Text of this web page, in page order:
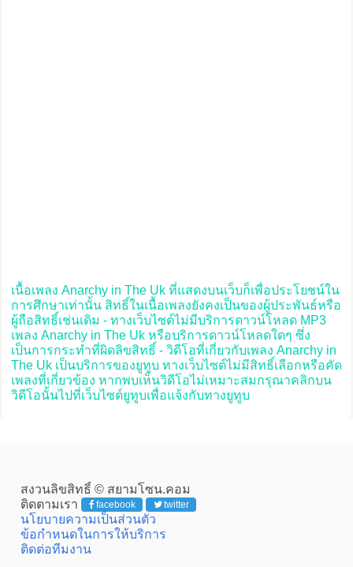
เนื้อเพลง Anarchy in The Uk ที่แสดงบนเว็บก็เพื่อประโยชน์ใน
การศึกษาเท่านั้น สิทธิ์ในเนื้อเพลงยังคงเป็นของผู้ประพันธ์หรือ
ผู้ถือสิทธิ์เช่นเดิม - ทางเว็บไซต์ไม่มีบริการดาวน์โหลด MP3
เพลง Anarchy in The Uk หรือบริการดาวน์โหลดใดๆ ซึ่ง
เป็นการกระทำที่ผิดลิขสิทธิ์ - วิดีโอที่เกี่ยวกับเพลง Anarchy in
The Uk เป็นบริการของยูทูบ ทางเว็บไซต์ไม่มีสิทธิ์เลือกหรือคัด
เพลงที่เกี่ยวข้อง หากพบเห็นวิดีโอไม่เหมาะสมกรุณาคลิกบน
วิดีโอนั้นไปที่เว็บไซต์ยูทูบเพื่อแจ้งกับทางยูทูบ
สงวนลิขสิทธิ์ © สยามโซน.คอม
ติดตามเรา
facebook twitter
นโยบายความเป็นส่วนตัว
ข้อกำหนดในการให้บริการ
ติดต่อทีมงาน